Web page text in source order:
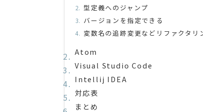
型定義へのジャンプ
バージョンを指定できる
変数名の追跡変更などリファクタリ
Atom
Visual Studio Code
Intellij IDEA
対応表
まとめ